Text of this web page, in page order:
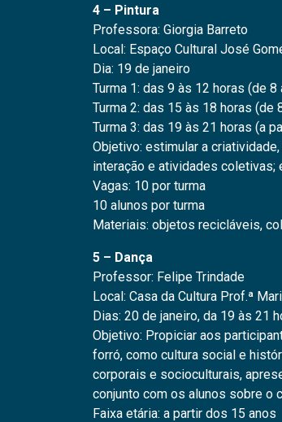
4 – Pintura
Professora: Giorgia Barreto
Local: Espaço Cultural José
Dia: 19 de janeiro
Turma 1: das 9 às 12 horas (de 8
Turma 2: das 15 às 18 horas (de
Turma 3: das 19 às 21 horas (a
Objetivo: estimular a
interação e atividades coletivas;
Vagas: 10 por turma
10 alunos por turma
Materiais: objetos recicláveis,
5 – Dança
Professor: Felipe Trindade
Local: Casa da Cultura Prof.ª
Dias: 20 de janeiro, da 19 às 21
Objetivo: Propiciar aos
forró, como cultura social e
corporais e socioculturais,
conjunto com os alunos sobre o
Faixa etária: a partir dos 15 anos